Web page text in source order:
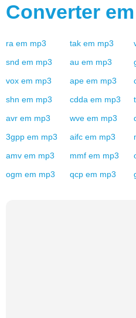
Converter em
ra em mp3 tak em mp3
snd em mp3 au em mp3
vox em mp3 ape em mp3
shn em mp3 cdda em mp3
avr em mp3 wve em mp3
3gpp em mp3 aifc em mp3
amv em mp3 mmf em mp3
ogm em mp3 qcp em mp3